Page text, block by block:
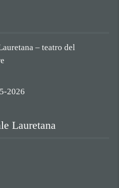
– teatro del
2026
Lauretana